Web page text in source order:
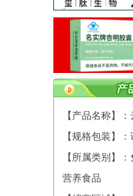
【产品名称】
【规格包装】
【所属类别】
营养食品